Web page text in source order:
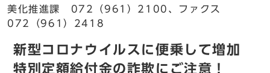
美化推進課 072（961）2100、ファクス
072（961）2418
新型コロナウイルスに便乗して増加
特別定額給付金の詐欺にご注意！